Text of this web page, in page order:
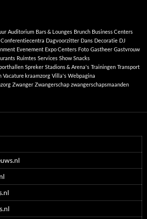
Auditorium Bars & Lounges Brunch Business Centers
Conferentiecentra Dagvoorzitter Dans Decoratie DJ
Evenement Expo Centers Foto Gastheer Gastvrouw
Ruimtes Services Show Snacks
Spreker Stadions & Arena's Trainingen Transport
Vacature kraamzorg Villa's Webpagina
Zwanger Zwangerschap zwangerschapsmaanden